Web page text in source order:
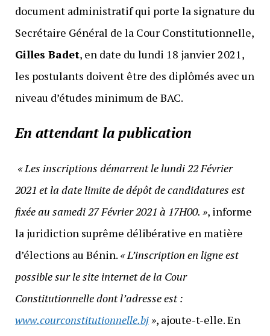
document administratif qui porte la signature du
Secrétaire Général de la Cour Constitutionnelle,
Gilles Badet, en date du lundi 18 janvier 2021,
les postulants doivent être des diplômés avec un
niveau d’études minimum de BAC.
En attendant la publication
« Les inscriptions démarrent le lundi 22 Février
2021 et la date limite de dépôt de candidatures est
fixée au samedi 27 Février 2021 à 17H00. », informe
la juridiction suprême délibérative en matière
d’élections au Bénin. « L’inscription en ligne est
possible sur le site internet de la Cour
Constitutionnelle dont l’adresse est :
www.courconstitutionnelle.bj», ajoute-t-elle. En